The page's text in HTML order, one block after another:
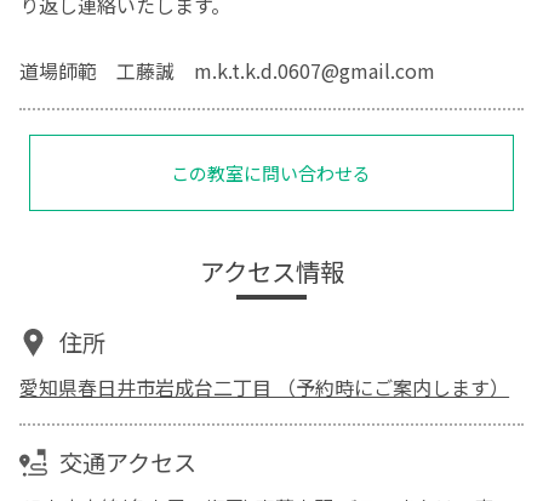
道場師範 工藤誠 m.k.t.k.d.0607@gmail.com
この教室に問い合わせる
アクセス情報
住所
愛知県春日井市岩成台二丁目 （予約時にご案内します）
交通アクセス